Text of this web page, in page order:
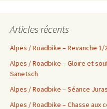
Articles récents
Alpes / Roadbike – Revanche 1/
Alpes / Roadbike – Gloire et
Sanetsch
Alpes / Roadbike – Séance
Alpes / Roadbike – Chasse aux